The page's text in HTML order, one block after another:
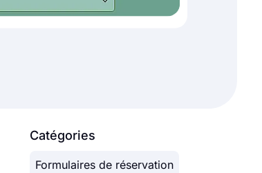
Catégories
Formulaires de réservation